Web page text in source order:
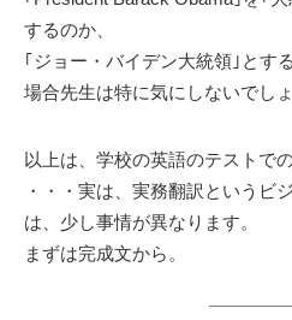
するのか、
｢ジョー・バイデン大統領｣とす
場合先生は特に気にしないでしょ
以上は、学校の英語のテストで
・・・実は、実務翻訳というビ
は、少し事情が異なります。
まずは完成文から。